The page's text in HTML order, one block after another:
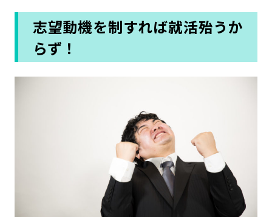
志望動機を制すれば就活殆うか
らず！